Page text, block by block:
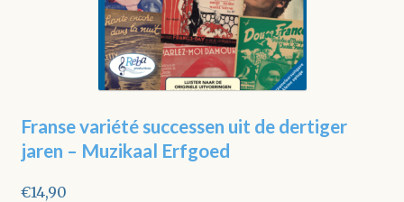
Franse variété successen uit de dertiger
jaren – Muzikaal Erfgoed
€14,90